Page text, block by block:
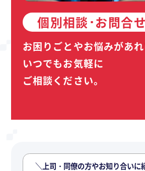
個別相談･お問合
お困りごとやお悩みがあ
いつでもお気軽に
ご相談ください。
＼上司・同僚の方やお知り合いに